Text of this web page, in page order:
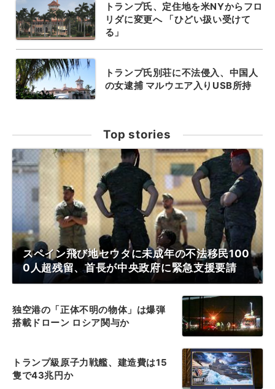
トランプ氏、定住地を米NYからフロ
リダに変更へ 「ひどい扱い受けて
る」
トランプ氏別荘に不法侵入、中国人
の女逮捕 マルウエア入りUSB所持
Top stories
スペイン飛び地セウタに未成年の不法移民100
0人超残留、首長が中央政府に緊急支援要請
独空港の「正体不明の物体」は爆弾
搭載ドローン ロシア関与か
トランプ級原子力戦艦、建造費は15
隻で43兆円か